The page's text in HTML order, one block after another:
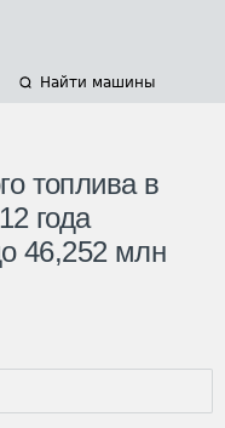
Найти машины
топлива в
года
46,252 млн